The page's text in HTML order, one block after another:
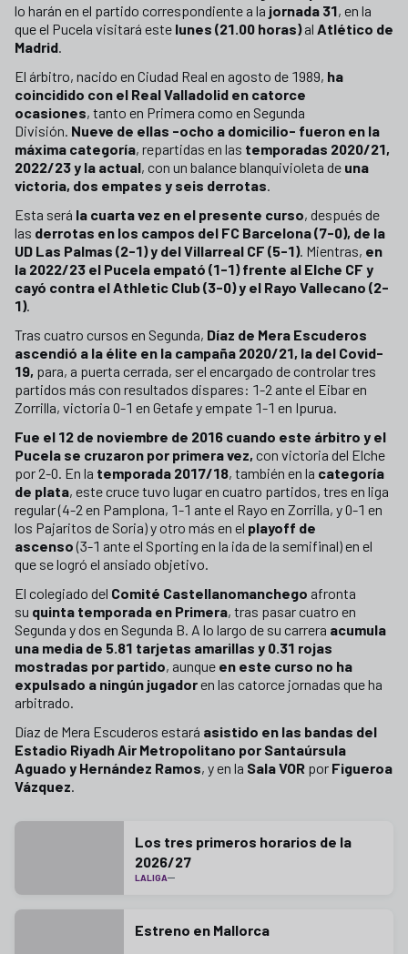
lo harán en el partido correspondiente a la jornada 31, en la
que el Pucela visitará este lunes (21.00 horas)al Atlético de
Madrid.
El árbitro, nacido en Ciudad Real en agosto de 1989, ha
coincidido con el Real Valladolid en catorce
ocasiones, tanto en Primera como en Segunda
División. Nueve de ellas -ocho a domicilio- fueron en la
máxima categoría, repartidas en las temporadas 2020/21,
2022/23 y la actual, con un balance blanquivioleta de una
victoria, dos empates y seis derrotas.
Esta será la cuarta vez en el presente curso, después de
las derrotas en los campos del FC Barcelona (7-0), de la
UD Las Palmas (2-1) y del Villarreal CF (5-1). Mientras, en
la 2022/23 el Pucela empató (1-1) frente al Elche CF y
cayó contra el Athletic Club (3-0) y el Rayo Vallecano (2-
1).
Tras cuatro cursos en Segunda, Díaz de Mera Escuderos
ascendió a la élite en la campaña 2020/21, la del Covid-
19, para, a puerta cerrada, ser el encargado de controlar tres
partidos más con resultados dispares: 1-2 ante el Eibar en
Zorrilla, victoria 0-1 en Getafe y empate 1-1 en Ipurua.
Fue el 12 de noviembre de 2016 cuando este árbitro y el
Pucela se cruzaron por primera vez, con victoria del Elche
por 2-0. En la temporada 2017/18, también en la categoría
de plata, este cruce tuvo lugar en cuatro partidos, tres en liga
regular (4-2 en Pamplona, 1-1 ante el Rayo en Zorrilla, y 0-1 en
los Pajaritos de Soria) y otro más en el playoff de
ascenso(3-1 ante el Sporting en la ida de la semifinal) en el
que se logró el ansiado objetivo.
El colegiado del Comité Castellanomanchego afronta
su quinta temporada en Primera, tras pasar cuatro en
Segunda y dos en Segunda B. A lo largo de su carrera acumula
una media de 5.81 tarjetas amarillas y 0.31 rojas
mostradas por partido, aunque en este curso no ha
expulsado a ningún jugadoren las catorce jornadas que ha
arbitrado.
Díaz de Mera Escuderos estará asistido en las bandas del
Estadio Riyadh Air Metropolitano por Santaúrsula
Aguado y Hernández Ramos, y en la Sala VOR por Figueroa
Vázquez.
Los tres primeros horarios de la
2026/27
LALIGA
Estreno en Mallorca